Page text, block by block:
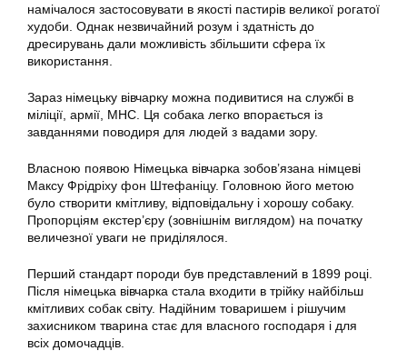
намічалося застосовувати в якості пастирів великої рогатої
худоби. Однак незвичайний розум і здатність до
дресирувань дали можливість збільшити сфера їх
використання.
Зараз німецьку вівчарку можна подивитися на службі в
міліції, армії, МНС. Ця собака легко впорається із
завданнями поводиря для людей з вадами зору.
Власною появою Німецька вівчарка зобов’язана німцеві
Максу Фрідріху фон Штефаніцу. Головною його метою
було створити кмітливу, відповідальну і хорошу собаку.
Пропорціям екстер’єру (зовнішнім виглядом) на початку
величезної уваги не приділялося.
Перший стандарт породи був представлений в 1899 році.
Після німецька вівчарка стала входити в трійку найбільш
кмітливих собак світу. Надійним товаришем і рішучим
захисником тварина стає для власного господаря і для
всіх домочадців.